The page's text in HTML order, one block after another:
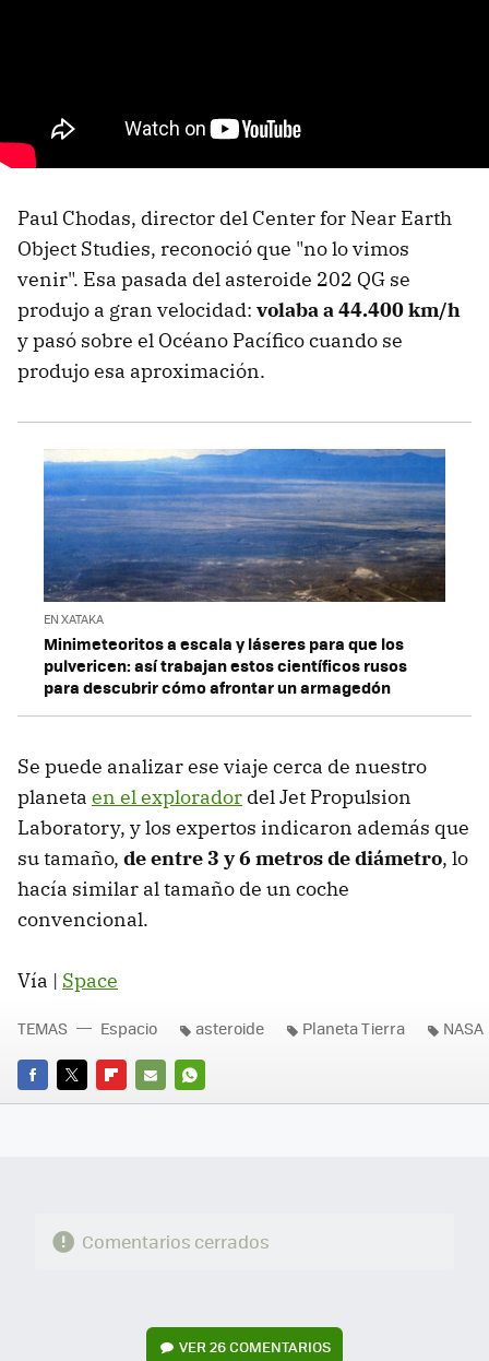
Paul Chodas, director del Center for Near Earth
Object Studies, reconoció que "no lo vimos
venir". Esa pasada del asteroide 202 QG se
produjo a gran velocidad: volaba a 44.400 km/h
y pasó sobre el Océano Pacífico cuando se
produjo esa aproximación.
EN XATAKA
Minimeteoritos a escala y láseres para que los
pulvericen: así trabajan estos científicos rusos
para descubrir cómo afrontar un armagedón
Se puede analizar ese viaje cerca de nuestro
planeta en el explorador del Jet Propulsion
Laboratory, y los expertos indicaron además que
su tamaño, de entre 3 y 6 metros de diámetro, lo
hacía similar al tamaño de un coche
convencional.
Vía | Space
FACEBOOK
TWITTERFLIPBOARD
E-
WHATSAPP
TEMAS Espacio asteroide Planeta Tierra NASA
Comentarios cerrados
VER26 COMENTARIOS